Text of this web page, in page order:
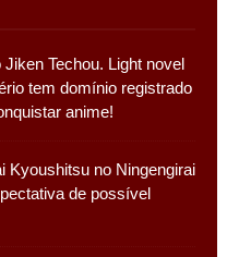
Techou. Light novel
tem domínio registrado
anime!
Kyoushitsu no Ningengirai
de possível